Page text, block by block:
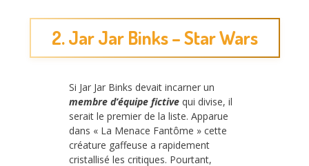
2. Jar Jar Binks – Star Wars
Si Jar Jar Binks devait incarner un
membre d’équipe fictive qui divise, il
serait le premier de la liste. Apparue
dans « La Menace Fantôme » cette
créature gaffeuse a rapidement
cristallisé les critiques. Pourtant,